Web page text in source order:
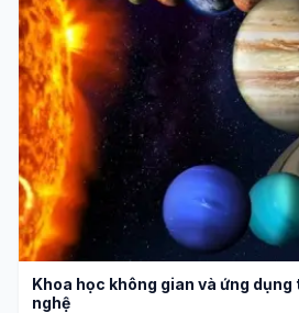
Khoa học không gian và ứng
nghệ